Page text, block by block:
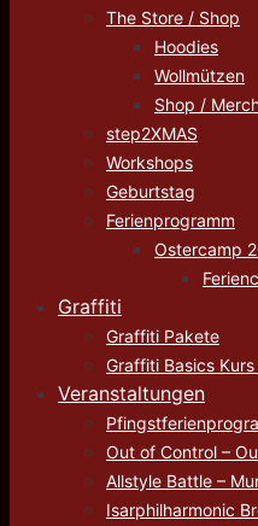
The Store / Shop
Hoodies
Wollmützen
Shop /
step2XMAS
Workshops
Geburtstag
Ferienprogramm
Ostercamp
Graffiti
Graffiti Pakete
Graffiti Basics
Veranstaltungen
Out of Control –
Allstyle Battle –
Isarphilharmonic